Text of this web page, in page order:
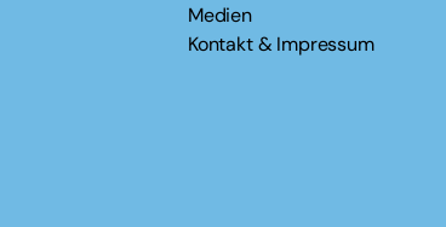
Medien
Kontakt & Impressum